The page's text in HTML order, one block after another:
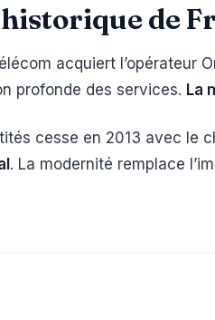
de
acquiert
profonde des services. La
cesse en 2013 avec le
. La modernité remplace